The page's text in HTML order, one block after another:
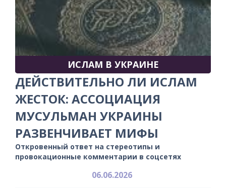
ИСЛАМ В УКРАИНЕ
ДЕЙСТВИТЕЛЬНО ЛИ ИСЛАМ
ЖЕСТОК: АССОЦИАЦИЯ
МУСУЛЬМАН УКРАИНЫ
РАЗВЕНЧИВАЕТ МИФЫ
Откровенный ответ на стереотипы и
провокационные комментарии в соцсетях
06.06.2026